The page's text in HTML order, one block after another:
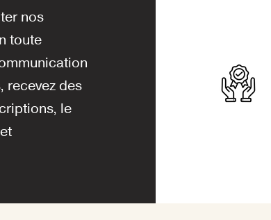
nos
toute
recevez des
le